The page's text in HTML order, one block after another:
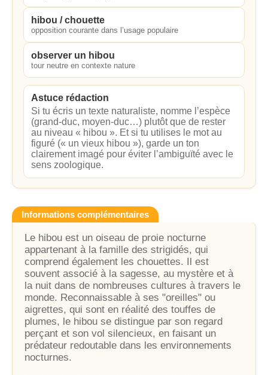
hibou / chouette
opposition courante dans l’usage populaire
observer un hibou
tour neutre en contexte nature
Astuce rédaction
Si tu écris un texte naturaliste, nomme l’espèce
(grand-duc, moyen-duc…) plutôt que de rester
au niveau « hibou ». Et si tu utilises le mot au
figuré (« un vieux hibou »), garde un ton
clairement imagé pour éviter l’ambiguïté avec le
sens zoologique.
Informations complémentaires
Le hibou est un oiseau de proie nocturne
appartenant à la famille des strigidés, qui
comprend également les chouettes. Il est
souvent associé à la sagesse, au mystère et à
la nuit dans de nombreuses cultures à travers le
monde. Reconnaissable à ses "oreilles" ou
aigrettes, qui sont en réalité des touffes de
plumes, le hibou se distingue par son regard
perçant et son vol silencieux, en faisant un
prédateur redoutable dans les environnements
nocturnes.